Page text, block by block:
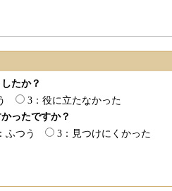
たか？
3：役に立たなかった
ったですか？
ふつう 3：見つけにくかった